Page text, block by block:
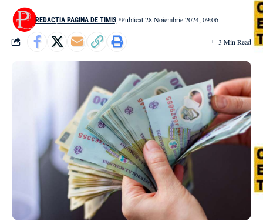
REDACȚIA PAGINA DE TIMIȘ Publicat 28 Noiembrie 2024, 09:06
3 Min Read